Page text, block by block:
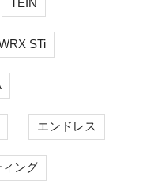
STi
エンドレス
ング